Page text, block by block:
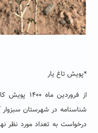
*پویش تاغ یار
از
شناسنامه در شهرستان سبزوار
درخواست به تعداد مورد نظر